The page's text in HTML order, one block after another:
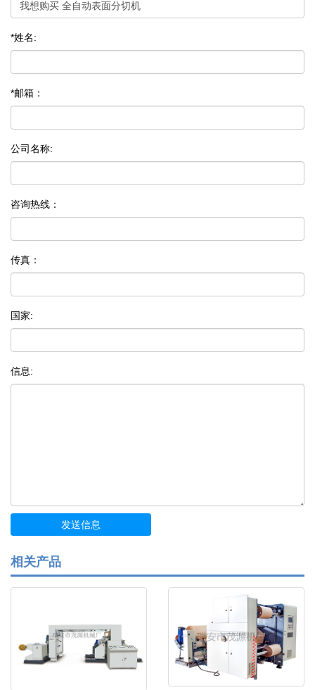
*姓名:
*邮箱：
公司名称:
咨询热线：
传真：
国家:
信息:
相关产品